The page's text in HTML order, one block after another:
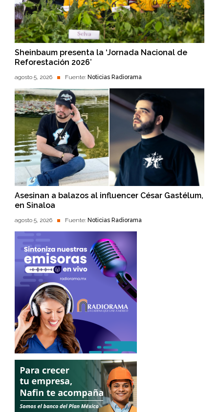
Sheinbaum presenta la ‘Jornada Nacional de
Reforestación 2026’
agosto 5, 2026 Fuente: Noticias Radiorama
Asesinan a balazos al influencer César Gastélum,
en Sinaloa
agosto 5, 2026 Fuente: Noticias Radiorama